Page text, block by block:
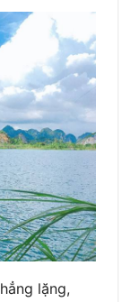
lặng,